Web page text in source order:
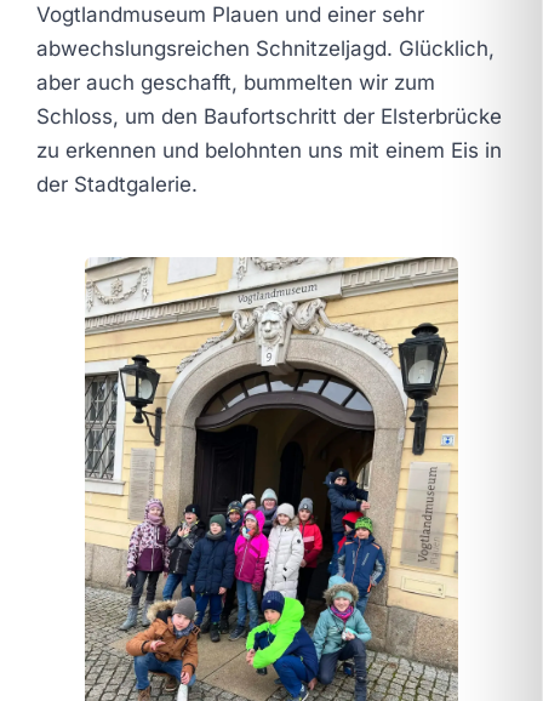
Vogtlandmuseum Plauen und einer sehr
abwechslungsreichen Schnitzeljagd. Glücklich,
aber auch geschafft, bummelten wir zum
Schloss, um den Baufortschritt der Elsterbrücke
zu erkennen und belohnten uns mit einem Eis in
der Stadtgalerie.